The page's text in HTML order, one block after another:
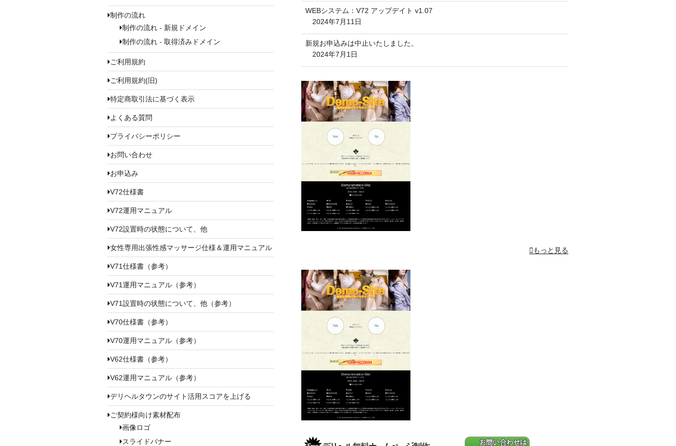
制作の流れ
制作の流れ - 新規ドメイン
制作の流れ - 取得済みドメイン
ご利用規約
ご利用規約(旧)
特定商取引法に基づく表示
よくある質問
プライバシーポリシー
お問い合わせ
お申込み
V72仕様書
V72運用マニュアル
V72設置時の状態について、他
女性専用出張性感マッサージ仕様＆運用マニュアル
V71仕様書（参考）
V71運用マニュアル（参考）
V71設置時の状態について、他（参考）
V70仕様書（参考）
V70運用マニュアル（参考）
V62仕様書（参考）
V62運用マニュアル（参考）
デリヘルタウンのサイト活用スコアを上げる
ご契約様向け素材配布
画像ロゴ
スライドバナー
WEBシステム：V72 アップデイト v1.07
2024年7月11日
新規お申込みは中止いたしました。
2024年7月1日
もっと見る